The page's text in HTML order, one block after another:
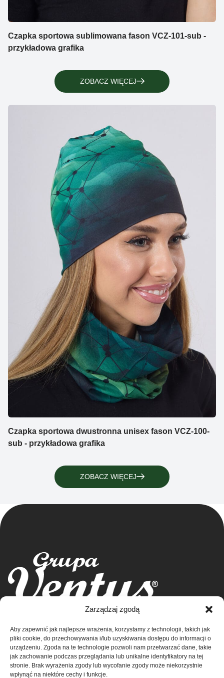
Zarządzaj zgodą
Aby zapewnić jak najlepsze wrażenia, korzystamy z technologii, takich jak
pliki cookie, do przechowywania i/lub uzyskiwania dostępu do informacji o
urządzeniu. Zgoda na te technologie pozwoli nam przetwarzać dane, takie
jak zachowanie podczas przeglądania lub unikalne identyfikatory na tej
stronie. Brak wyrażenia zgody lub wycofanie zgody może niekorzystnie
wpłynąć na niektóre cechy i funkcje.
Czapka sportowa sublimowana fason VCZ-101-sub -
przykładowa grafika
ZOBACZ WIĘCEJ
Czapka sportowa dwustronna unisex fason VCZ-100-
sub - przykładowa grafika
ZOBACZ WIĘCEJ
Grupa Ventus Sp. z o.o.
ul. Chmieleniec 2A/LU2 30-348 Kraków
NIP: 676-245-66-87 KRS 0000424254
Sąd rejonowy dla Krakowa – Śródmieście w
Krakowie
Sklep
Kontakt